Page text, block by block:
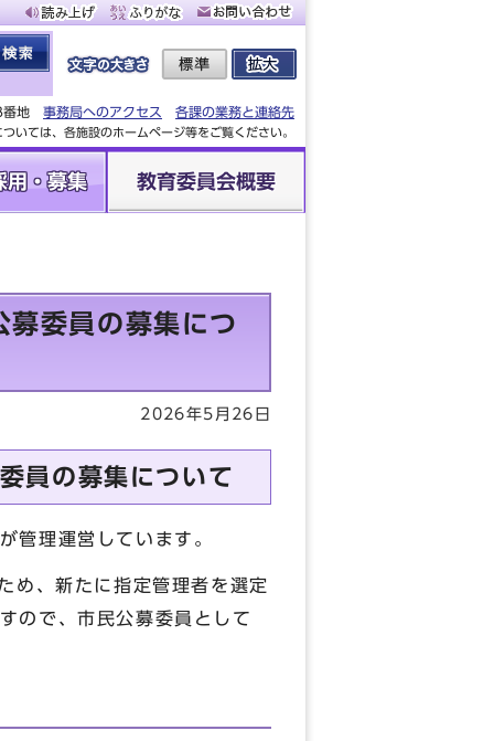
番地 事務局へのアクセス 各課の業務と連絡先
いては、各施設のホームページ等をご覧ください。
用・募集 教育委員会概要
委員の募集につ
2026年5月26日
員の募集について
管理運営しています。
、新たに指定管理者を選定
ので、市民公募委員として